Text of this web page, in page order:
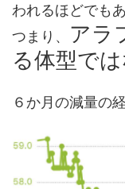
われるほどでも
つまり、 アラ
る体型で
６か月の減量の